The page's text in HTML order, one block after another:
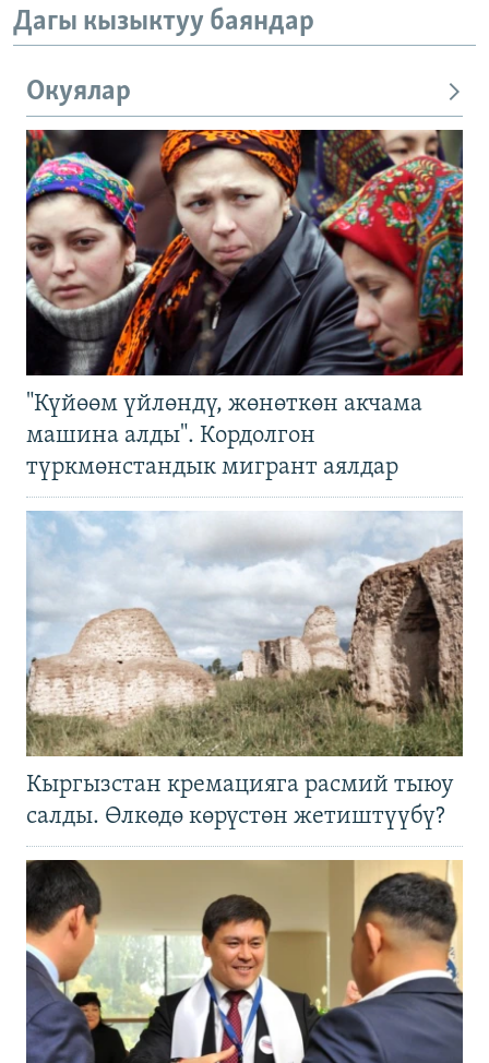
Дагы кызыктуу баяндар
Окуялар
"Күйөөм үйлөндү, жөнөткөн акчама
машина алды". Кордолгон
түркмөнстандык мигрант аялдар
Кыргызстан кремацияга расмий тыюу
салды. Өлкөдө көрүстөн жетиштүүбү?